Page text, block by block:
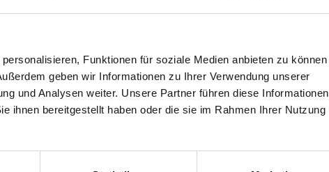
Funktionen für soziale Medien anbieten zu können
geben wir Informationen zu Ihrer Verwendung unserer
und Analysen weiter. Unsere Partner führen diese Informationen
ihnen bereitgestellt haben oder die sie im Rahmen Ihrer Nutzung